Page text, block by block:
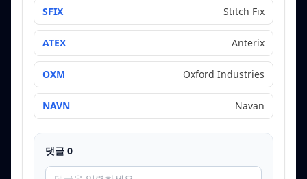
SFIX Stitch Fix
ATEX Anterix
OXM Oxford Industries
NAVN Navan
댓글 0